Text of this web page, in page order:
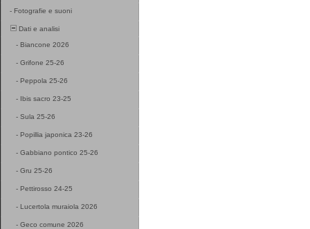
- Fotografie e suoni
Dati e analisi
- Biancone 2026
- Grifone 25-26
- Peppola 25-26
- Ibis sacro 23-25
- Sula 25-26
- Popillia japonica 23-26
- Gabbiano pontico 25-26
- Gru 25-26
- Pettirosso 24-25
- Lucertola muraiola 2026
- Geco comune 2026